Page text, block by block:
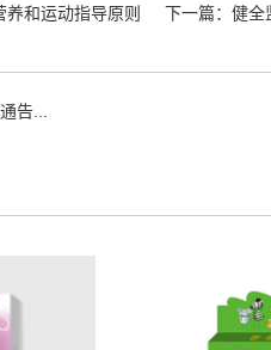
和运动指导原则 下一篇： 健全
告...